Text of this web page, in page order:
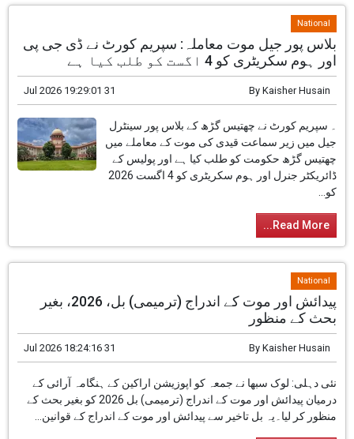
National
بلاس پور جیل موت معاملہ: سپریم کورٹ نے ڈی جی پی
اور ہوم سکریٹری کو 4 اگست کو طلب کیا ہے
31 Jul 2026 19:29:01 By Kaisher Husain
۔ سپریم کورٹ نے چھتیس گڑھ کے بلاس پور سینٹرل
جیل میں زیر سماعت قیدی کی موت کے معاملے میں
چھتیس گڑھ حکومت کو طلب کیا ہے اور پولیس کے
ڈائریکٹر جنرل اور ہوم سکریٹری کو 4 اگست 2026
کو...
Read More...
National
پیدائش اور موت کے اندراج (ترمیمی) بل، 2026، بغیر
بحث کے منظور
31 Jul 2026 18:24:16 By Kaisher Husain
نئی دہلی: لوک سبھا نے جمعہ کو اپوزیشن اراکین کے
ہنگامہ آرائی کے درمیان پیدائش اور موت کے اندراج
(ترمیمی) بل 2026 کو بغیر بحث کے منظور کر لیا۔یہ